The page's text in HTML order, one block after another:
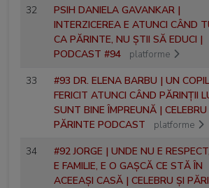
32
PSIH DANIELA GAVANKAR |
INTERZICEREA E ATUNCI CÂND
CA PĂRINTE, NU ȘTII SĂ EDUCI |
PODCAST #94
platforme
33
#93 DR. ELENA BARBU | UN
FERICIT ATUNCI CÂND PĂRINȚII
SUNT BINE ÎMPREUNĂ | CELEBRU
PĂRINTE PODCAST
platforme
34
#92 JORGE | UNDE NU E
E FAMILIE, E O GAȘCĂ CE STĂ ÎN
ACEEAȘI CASĂ | CELEBRU ȘI